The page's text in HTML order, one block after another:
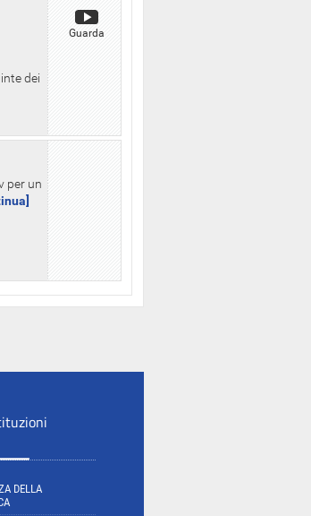
dei
Guarda
per un
DELLA